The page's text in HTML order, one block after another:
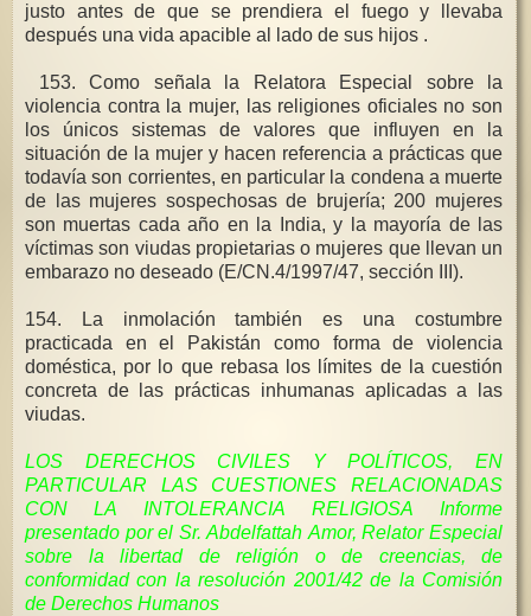
justo antes de que se prendiera el fuego y llevaba
después una vida apacible al lado de sus hijos .
153. Como señala la Relatora Especial sobre la
violencia contra la mujer, las religiones oficiales no son
los únicos sistemas de valores que influyen en la
situación de la mujer y hacen referencia a prácticas que
todavía son corrientes, en particular la condena a muerte
de las mujeres sospechosas de brujería; 200 mujeres
son muertas cada año en la India, y la mayoría de las
víctimas son viudas propietarias o mujeres que llevan un
embarazo no deseado (E/CN.4/1997/47, sección III).
154. La inmolación también es una costumbre
practicada en el Pakistán como forma de violencia
doméstica, por lo que rebasa los límites de la cuestión
concreta de las prácticas inhumanas aplicadas a las
viudas.
LOS DERECHOS CIVILES Y POLÍTICOS, EN
PARTICULAR LAS CUESTIONES RELACIONADAS
CON LA INTOLERANCIA RELIGIOSA Informe
presentado por el Sr. Abdelfattah Amor, Relator Especial
sobre la libertad de religión o de creencias, de
conformidad con la resolución 2001/42 de la Comisión
de Derechos Humanos